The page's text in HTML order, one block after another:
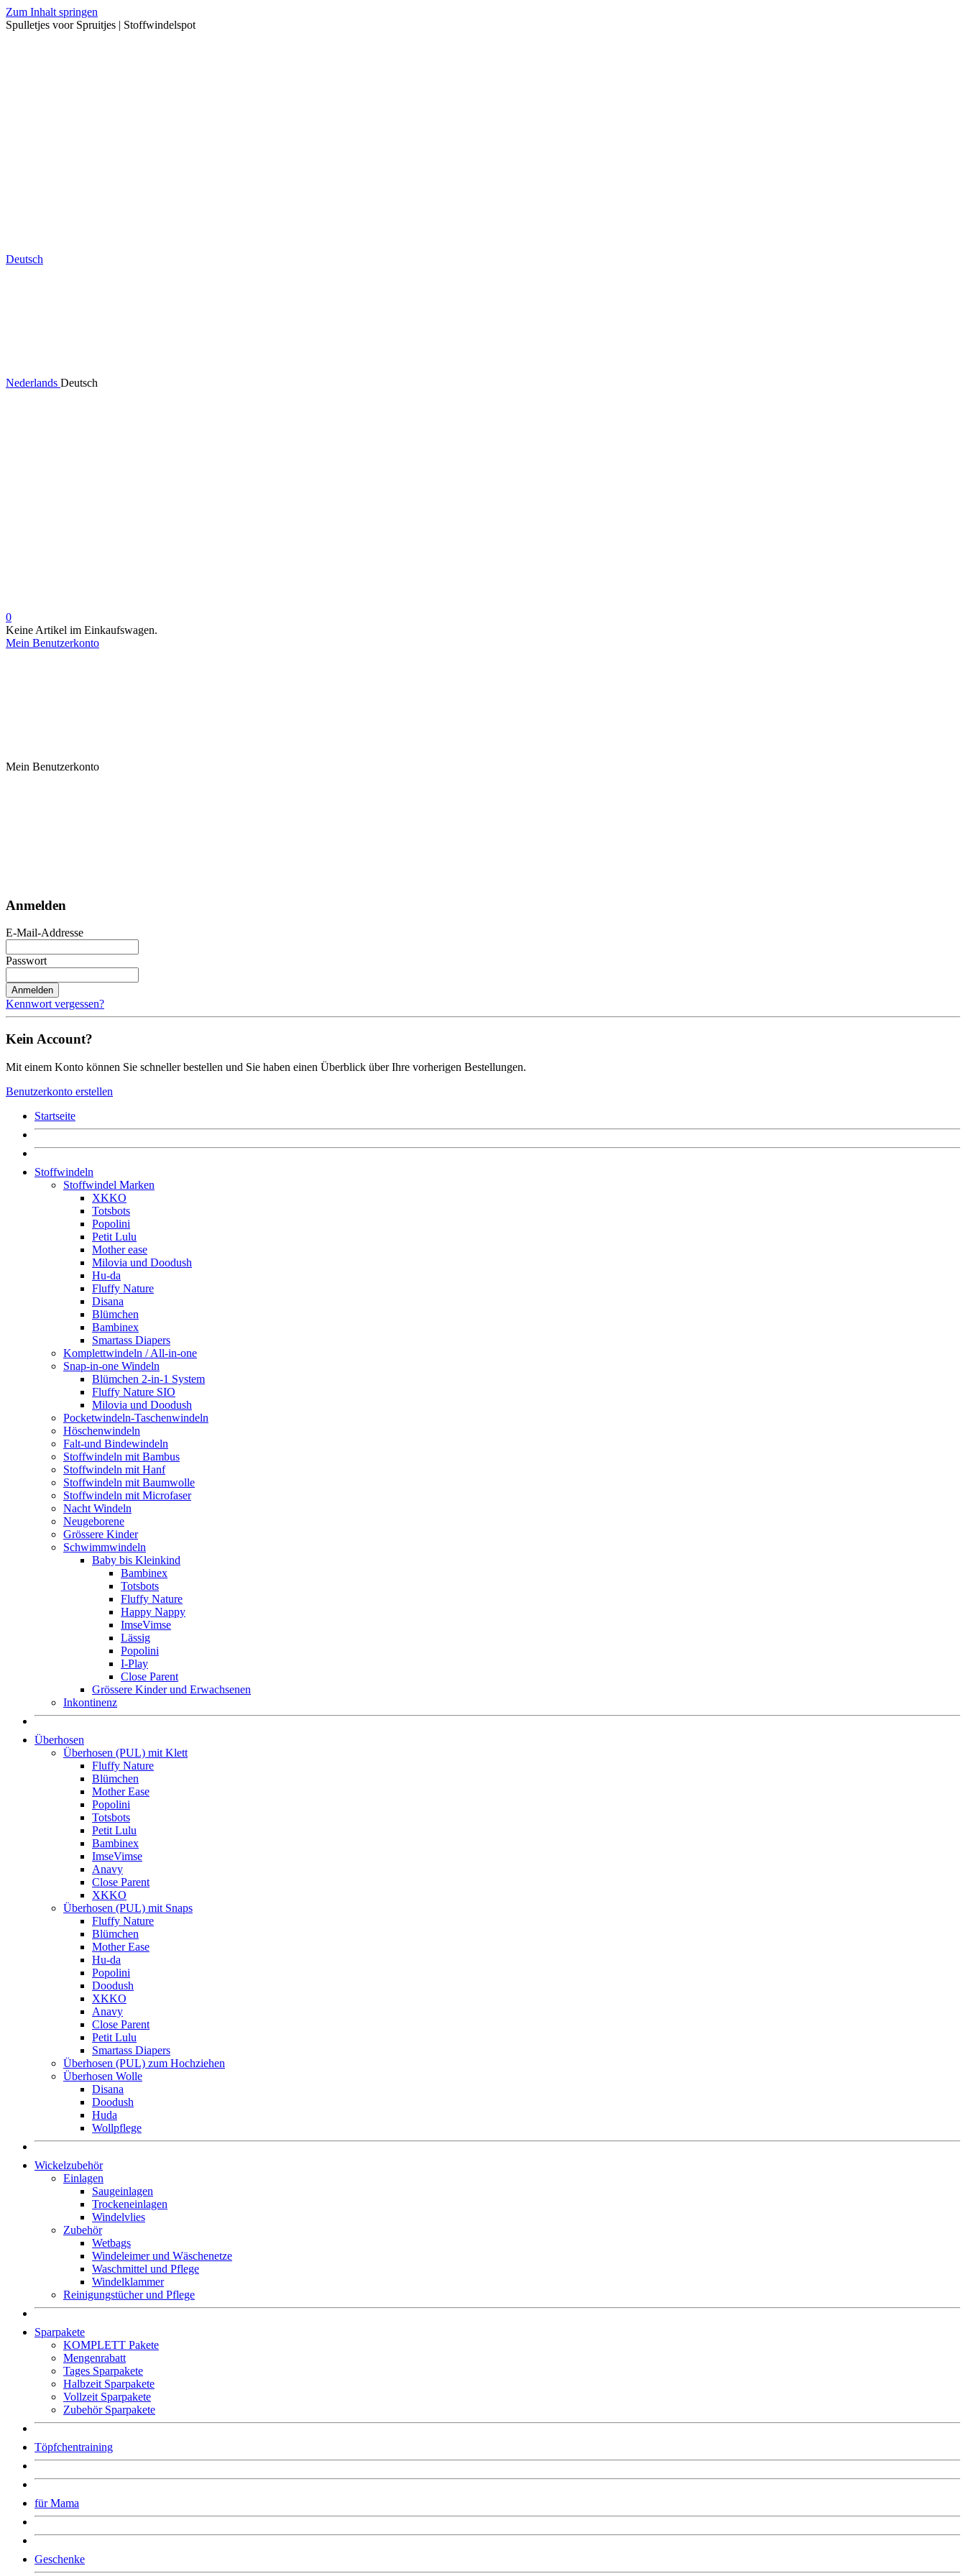
Zum Inhalt springen
Spulletjes voor Spruitjes | Stoffwindelspot
Deutsch
Nederlands Deutsch
0
Keine Artikel im Einkaufswagen.
Mein Benutzerkonto
Mein Benutzerkonto
Anmelden
E-Mail-Addresse
Passwort
Anmelden
Kennwort vergessen?
Kein Account?
Mit einem Konto können Sie schneller bestellen und Sie haben einen Überblick über Ihre vorherigen Bestellungen.
Benutzerkonto erstellen
Startseite
Stoffwindeln
Stoffwindel Marken
XKKO
Totsbots
Popolini
Petit Lulu
Mother ease
Milovia und Doodush
Hu-da
Fluffy Nature
Disana
Blümchen
Bambinex
Smartass Diapers
Komplettwindeln / All-in-one
Snap-in-one Windeln
Blümchen 2-in-1 System
Fluffy Nature SIO
Milovia und Doodush
Pocketwindeln-Taschenwindeln
Höschenwindeln
Falt-und Bindewindeln
Stoffwindeln mit Bambus
Stoffwindeln mit Hanf
Stoffwindeln mit Baumwolle
Stoffwindeln mit Microfaser
Nacht Windeln
Neugeborene
Grössere Kinder
Schwimmwindeln
Baby bis Kleinkind
Bambinex
Totsbots
Fluffy Nature
Happy Nappy
ImseVimse
Lässig
Popolini
I-Play
Close Parent
Grössere Kinder und Erwachsenen
Inkontinenz
Überhosen
Überhosen (PUL) mit Klett
Fluffy Nature
Blümchen
Mother Ease
Popolini
Totsbots
Petit Lulu
Bambinex
ImseVimse
Anavy
Close Parent
XKKO
Überhosen (PUL) mit Snaps
Fluffy Nature
Blümchen
Mother Ease
Hu-da
Popolini
Doodush
XKKO
Anavy
Close Parent
Petit Lulu
Smartass Diapers
Überhosen (PUL) zum Hochziehen
Überhosen Wolle
Disana
Doodush
Huda
Wollpflege
Wickelzubehör
Einlagen
Saugeinlagen
Trockeneinlagen
Windelvlies
Zubehör
Wetbags
Windeleimer und Wäschenetze
Waschmittel und Pflege
Windelklammer
Reinigungstücher und Pflege
Sparpakete
KOMPLETT Pakete
Mengenrabatt
Tages Sparpakete
Halbzeit Sparpakete
Vollzeit Sparpakete
Zubehör Sparpakete
Töpfchentraining
für Mama
Geschenke